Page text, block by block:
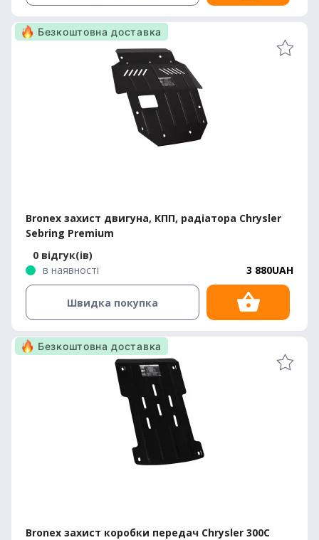
Bronex захист двигуна, КПП, радіатора Chrysler
Sebring Premium
0 відгук(ів)
в наявності
3 880UAH
Безкоштовна доставка
Швидка покупка
Bronex захист коробки передач Chrysler 300C
Безкоштовна доставка